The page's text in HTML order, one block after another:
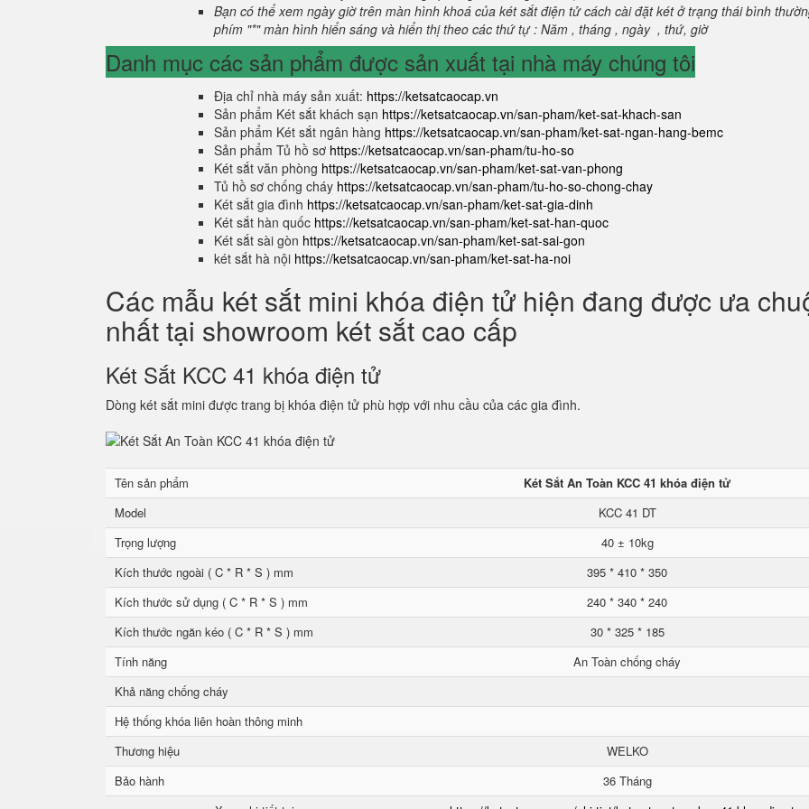
Bạn có thể xem ngày giờ trên màn hình khoá của két sắt điện tử cách cài đặt két ở trạng thái bình
phím "*" màn hình hiển sáng và hiển thị theo các thứ tự : Năm , tháng , ngày , thứ, giờ
Danh mục các sản phẩm được sản xuất tại nhà máy chúng tôi
Địa chỉ nhà máy sản xuất: https://ketsatcaocap.vn
Sản phẩm Két sắt khách sạn https://ketsatcaocap.vn/san-pham/ket-sat-khach-san
Sản phẩm Két sắt ngân hàng https://ketsatcaocap.vn/san-pham/ket-sat-ngan-hang-bemc
Sản phẩm Tủ hồ sơ https://ketsatcaocap.vn/san-pham/tu-ho-so
Két sắt văn phòng https://ketsatcaocap.vn/san-pham/ket-sat-van-phong
Tủ hồ sơ chống cháy https://ketsatcaocap.vn/san-pham/tu-ho-so-chong-chay
Két sắt gia đình https://ketsatcaocap.vn/san-pham/ket-sat-gia-dinh
Két sắt hàn quốc https://ketsatcaocap.vn/san-pham/ket-sat-han-quoc
Két sắt sài gòn https://ketsatcaocap.vn/san-pham/ket-sat-sai-gon
két sắt hà nội https://ketsatcaocap.vn/san-pham/ket-sat-ha-noi
Các mẫu két sắt mini khóa điện tử hiện đang được ưa
nhất tại showroom két sắt cao cấp
Két Sắt KCC 41 khóa điện tử
Dòng két sắt mini được trang bị khóa điện tử phù hợp với nhu cầu của các gia đình.
Tên sản phẩm
Két Sắt An Toàn KCC 41 khóa điện tử
Model
KCC 41 DT
Trọng lượng
40 ± 10kg
Kích thước ngoài ( C * R * S ) mm
395 * 410 * 350
Kích thước sử dụng ( C * R * S ) mm
240 * 340 * 240
Kích thước ngăn kéo ( C * R * S ) mm
30 * 325 * 185
Tính năng
An Toàn chống cháy
Khả năng chống cháy
Hệ thống khóa liên hoàn thông minh
Thương hiệu
WELKO
Bảo hành
36 Tháng